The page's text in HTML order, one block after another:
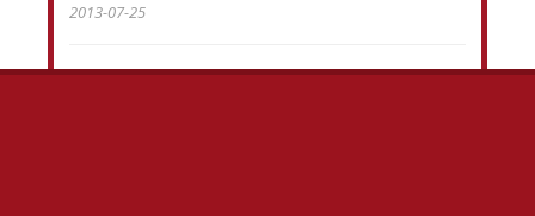
2013-07-25